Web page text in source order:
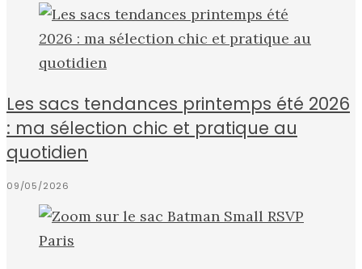
Les sacs tendances printemps été 2026
: ma sélection chic et pratique au
quotidien
09/05/2026